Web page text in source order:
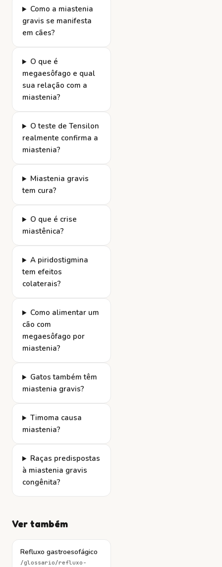
Como a miastenia
gravis se manifesta
em cães?
O que é
megaesôfago e qual
sua relação com a
miastenia?
O teste de Tensilon
realmente confirma a
miastenia?
Miastenia gravis
tem cura?
O que é crise
miastênica?
A piridostigmina
tem efeitos
colaterais?
Como alimentar um
cão com
megaesôfago por
miastenia?
Gatos também têm
miastenia gravis?
Timoma causa
miastenia?
Raças predispostas
à miastenia gravis
congênita?
Ver também
Refluxo gastroesofágico
/glossario/refluxo-